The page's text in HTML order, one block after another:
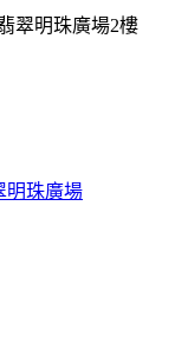
翠明珠廣場2樓
明珠廣場